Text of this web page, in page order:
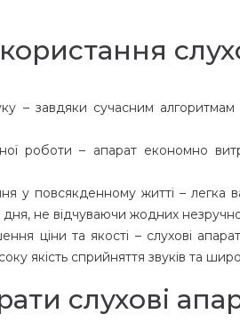
– завдяки сучасним
роботи – апарат економно
у повсякденному житті – легка
дня, не відчуваючи жодних
ціни та якості – слухові
якість сприйняття звуків та
слухові